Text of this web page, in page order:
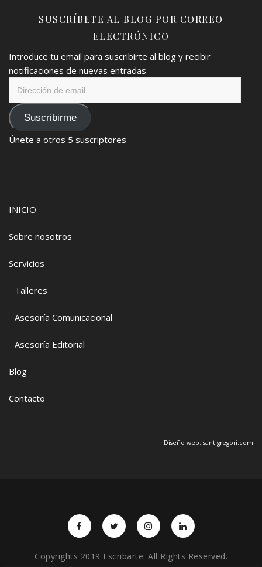
SUSCRÍBETE AL BLOG POR CORREO
ELECTRÓNICO
Introduce tu email para suscribirte al blog y recibir
notificaciones de nuevas entradas
emailSuscribirme
Únete a otros 5 suscriptores
INICIO
Sobre nosotros
Servicios
Talleres
Asesoría Comunicacional
Asesoría Editorial
Blog
Contacto
Diseño web: santigregori.com
Copyrights 2019 Escribarte. All Rights Reserved.